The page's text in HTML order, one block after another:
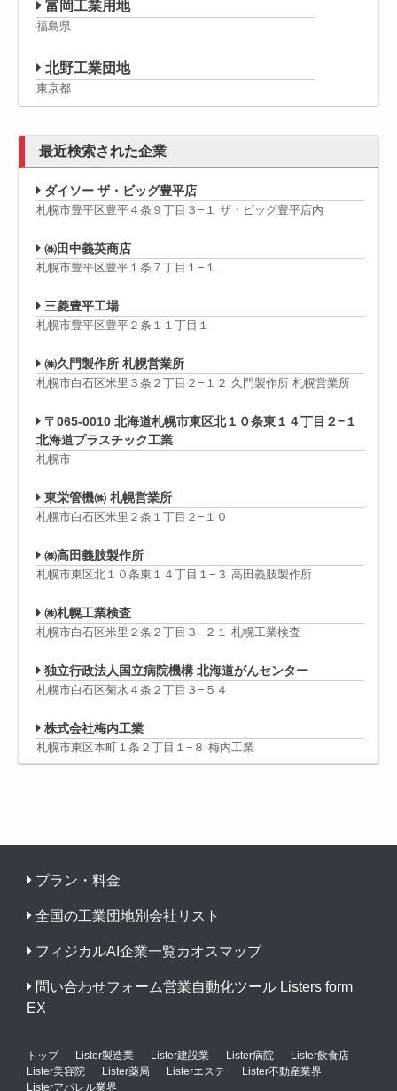
富岡工業用地
福島県
北野工業団地
東京都
最近検索された企業
ダイソー ザ・ビッグ豊平店
札幌市豊平区豊平４条９丁目３−１ ザ・ビッグ豊平店内
㈱田中義英商店
札幌市豊平区豊平１条７丁目１−１
三菱豊平工場
札幌市豊平区豊平２条１１丁目１
㈱久門製作所 札幌営業所
札幌市白石区米里３条２丁目２−１２ 久門製作所 札幌営業所
〒065-0010 北海道札幌市東区北１０条東１４丁目２−１
北海道プラスチック工業
札幌市
東栄管機㈱ 札幌営業所
札幌市白石区米里２条１丁目２−１０
㈱高田義肢製作所
札幌市東区北１０条東１４丁目１−３ 高田義肢製作所
㈱札幌工業検査
札幌市白石区米里２条２丁目３−２１ 札幌工業検査
独立行政法人国立病院機構 北海道がんセンター
札幌市白石区菊水４条２丁目３−５４
株式会社梅内工業
札幌市東区本町１条２丁目１−８ 梅内工業
プラン・料金
全国の工業団地別会社リスト
フィジカルAI企業一覧カオスマップ
問い合わせフォーム営業自動化ツール Listers form
EX
トップ Lister製造業 Lister建設業 Lister病院
Lister飲食店
Lister美容院
Lister薬局 Listerエステ
Lister不動産業界
Listerアパレル業界